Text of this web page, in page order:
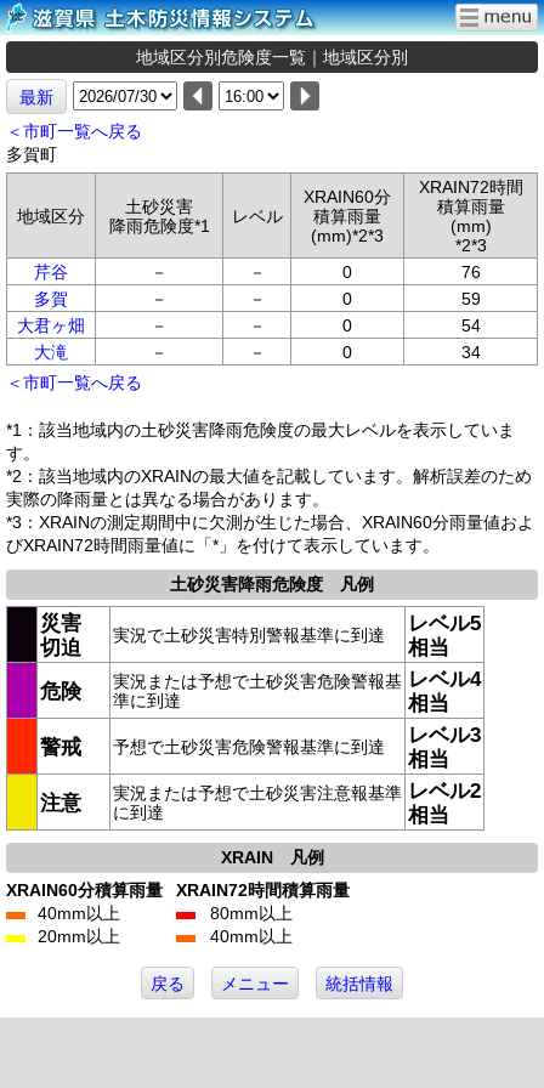
地域区分別危険度一覧｜地域区分別
最新
＜市町一覧へ戻る
多賀町
地域区分
土砂災害
降雨危険度*1
レベル
XRAIN60分
積算雨量
(mm)*2*3
XRAIN72時間
積算雨量
(mm)
*2*3
芹谷
－ － 0
76
多賀
－ － 0
59
大君ヶ畑
－ － 0
54
大滝
－ － 0
34
＜市町一覧へ戻る
*1：該当地域内の土砂災害降雨危険度の最大レベルを表示していま
す。
*2：該当地域内のXRAINの最大値を記載しています。解析誤差のため
実際の降雨量とは異なる場合があります。
*3：XRAINの測定期間中に欠測が生じた場合、XRAIN60分雨量値およ
びXRAIN72時間雨量値に「*」を付けて表示しています。
土砂災害降雨危険度 凡例
災害
切迫
実況で土砂災害特別警報基準に到達
レベル5
相当
危険
実況または予想で土砂災害危険警報基
準に到達
レベル4
相当
警戒
予想で土砂災害危険警報基準に到達
レベル3
相当
注意
実況または予想で土砂災害注意報基準
に到達
レベル2
相当
XRAIN 凡例
XRAIN60分積算雨量
40mm以上
20mm以上
XRAIN72時間積算雨量
80mm以上
40mm以上
戻る メニュー 統括情報